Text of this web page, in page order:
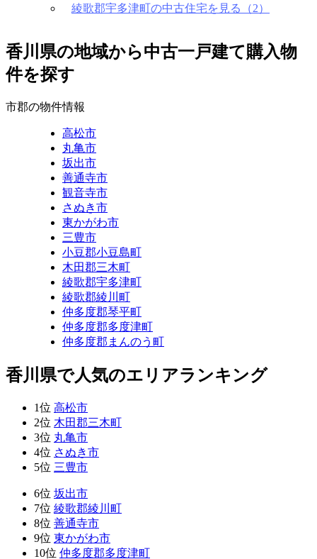
綾歌郡宇多津町の中古住宅を見る（2）
香川県の地域から中古一戸建て購入物
件を探す
市郡の物件情報
高松市
丸亀市
坂出市
善通寺市
観音寺市
さぬき市
東かがわ市
三豊市
小豆郡小豆島町
木田郡三木町
綾歌郡宇多津町
綾歌郡綾川町
仲多度郡琴平町
仲多度郡多度津町
仲多度郡まんのう町
香川県で人気のエリアランキング
1位 高松市
2位 木田郡三木町
3位 丸亀市
4位 さぬき市
5位 三豊市
6位 坂出市
7位 綾歌郡綾川町
8位 善通寺市
9位 東かがわ市
10位 仲多度郡多度津町